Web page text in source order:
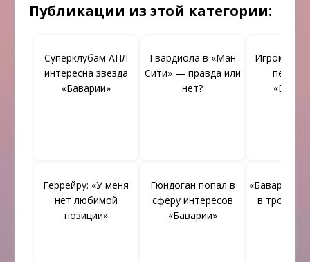
Публикации из этой категории:
Суперклубам АПЛ
интересна звезда
«Баварии»
Гвардиола в «Ман
Сити» — правда или
нет?
Игрок
Геррейру: «У меня
нет любимой
позиции»
Гюндоган попал в
сферу интересов
«Баварии»
«Бавария»
в тройке